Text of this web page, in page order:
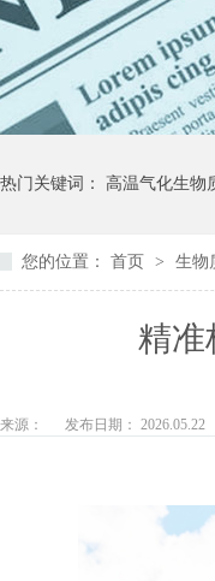
热门关键词： 高温气化生物
您的位置： 首页 > 生物
精准
来源： 发布日期： 2026.05.22